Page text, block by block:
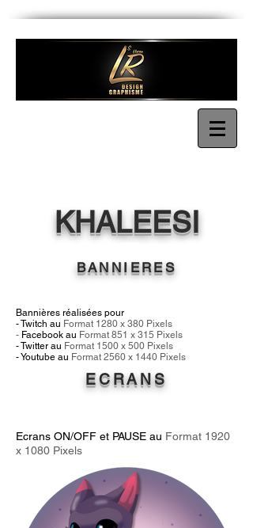
KHALEESI
BANNIERES
Bannières réalisées pour
- Twitch au Format 1280 x 380 Pixels
- Facebook au Format 851 x 315 Pixels
- Twitter au Format 1500 x 500 Pixels
- Youtube au Format 2560 x 1440 Pixels
ECRANS
Ecrans ON/OFF et PAUSE au Format 1920
x 1080 Pixels